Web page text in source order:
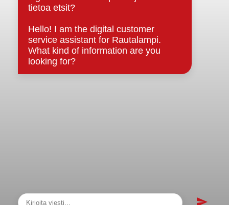
Asiakirjajulkisuuskuvaus
Evästeet
Saavutettavuusseloste
Tietosuoja
Tietosuojaselosteet